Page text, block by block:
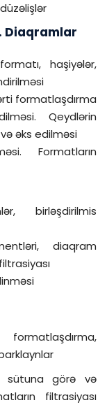
Diaqramlar
haşiyələr,
formatlaşdırma
Qeydlərin
əks edilməsi
Formatların
birləşdirilmis
diaqram
sütuna görə və
filtrasiyası